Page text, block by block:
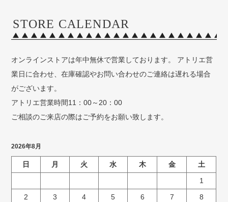
STORE CALENDAR
オンラインストアは年中無休で営業しております。 アトリエ営
業日に合わせ、在庫確認やお問い合わせのご連絡は遅れる場合
がございます。
アトリエ営業時間11：00～20：00
ご相談のご来店の際はご予約をお願い致します。
2026年8月
日 月 火 水 木 金
土
1
2
3 4 5 6 7
8